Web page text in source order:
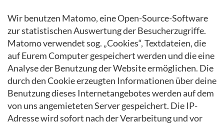
Wir benutzen Matomo, eine Open-Source-Software
zur statistischen Auswertung der Besucherzugriffe.
Matomo verwendet sog. „Cookies“, Textdateien, die
auf Eurem Computer gespeichert werden und die eine
Analyse der Benutzung der Website ermöglichen. Die
durch den Cookie erzeugten Informationen über deine
Benutzung dieses Internetangebotes werden auf dem
von uns angemieteten Server gespeichert. Die IP-
Adresse wird sofort nach der Verarbeitung und vor